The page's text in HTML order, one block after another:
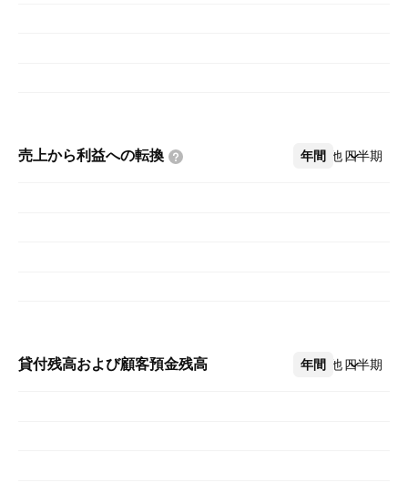
売上から利益への転換 年間 四半期
その他
貸付残高および顧客預金残高 年間 四半期
その他